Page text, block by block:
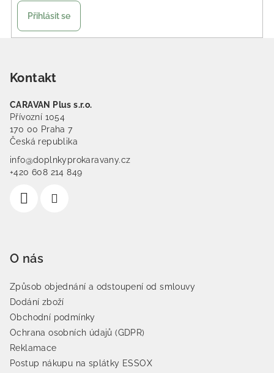
Přihlásit se
Kontakt
CARAVAN Plus s.r.o.
Přívozní 1054
170 00 Praha 7
Česká republika
info@doplnkyprokaravany.cz
+420 608 214 849
O nás
Způsob objednání a odstoupení od smlouvy
Dodání zboží
Obchodní podmínky
Ochrana osobních údajů (GDPR)
Reklamace
Postup nákupu na splátky ESSOX